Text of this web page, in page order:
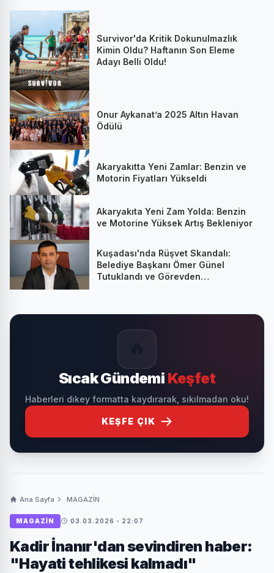
Survivor'da Kritik Dokunulmazlık
Kimin Oldu? Haftanın Son Eleme
Adayı Belli Oldu!
Onur Aykanat’a 2025 Altın Havan
Ödülü
Akaryakıtta Yeni Zamlar: Benzin ve
Motorin Fiyatları Yükseldi
Akaryakıta Yeni Zam Yolda: Benzin
ve Motorine Yüksek Artış Bekleniyor
Kuşadası'nda Rüşvet Skandalı:
Belediye Başkanı Ömer Günel
Tutuklandı ve Görevden
Sıcak Gündemi Keşfet
Haberleri dikey formatta kaydırarak, sıkılmadan oku!
KEŞFE ÇIK
Ana Sayfa MAGAZİN
MAGAZİN 03.03.2026 - 22:07
Kadir İnanır'dan sevindiren haber:
"Hayati tehlikesi kalmadı"